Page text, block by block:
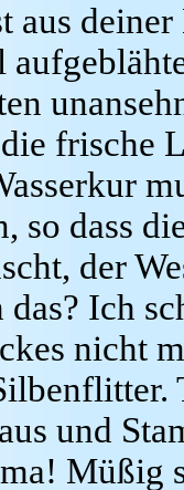
aus
frische
so dass
der
Ich
nicht
und
Müßig